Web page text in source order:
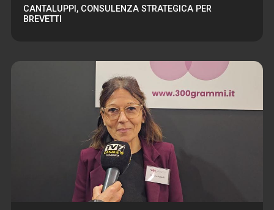
CANTALUPPI, CONSULENZA STRATEGICA PER
BREVETTI